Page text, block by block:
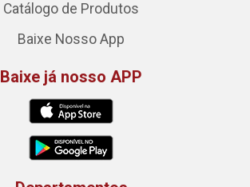
Catálogo de Produtos
Baixe Nosso App
Baixe já nosso APP